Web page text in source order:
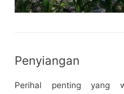
Penyiangan
Perihal penting yang